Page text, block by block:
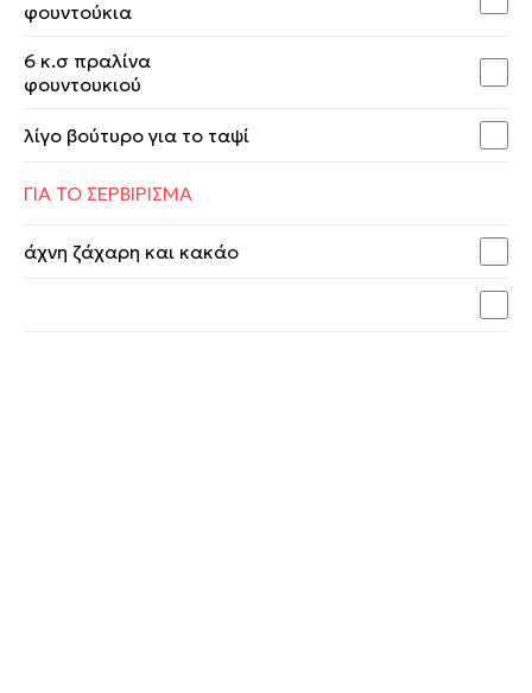
φουντούκια
6 κ.σ πραλίνα
φουντουκιού
λίγο βούτυρο για το ταψί
ΓΙΑ ΤΟ ΣΕΡΒΙΡΙΣΜΑ
άχνη ζάχαρη και κακάο